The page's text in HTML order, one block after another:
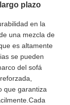
plazo
en la
una mezcla de
es altamente
se pueden
del sofá
que garantiza